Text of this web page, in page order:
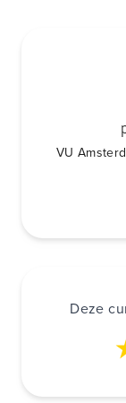
VU
Deze